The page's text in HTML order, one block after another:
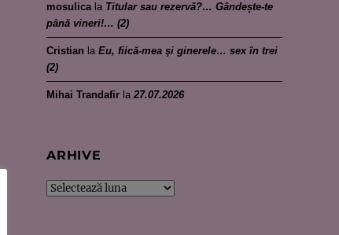
mosulicala Titular sau rezervă?… Gândește-te
până vineri!… (2)
Cristian la Eu, fiică-mea şi ginerele… sex în trei
(2)
Mihai Trandafir la 27.07.2026
ARHIVE
Arhive